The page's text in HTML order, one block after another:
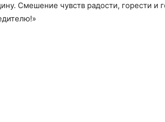
Смешение чувств радости, горести и